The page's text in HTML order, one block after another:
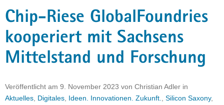
e
r
r
e
e
n
h
a
t
e
Chip-Riese GlobalFoundries
kooperiert mit Sachsens
Mittelstand und Forschung
Veröffentlicht am 9. November 2023 von Christian Adler in
Aktuelles Digitales Ideen. Innovationen. Zukunft. Silicon Saxony,